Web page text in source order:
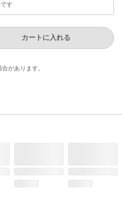
す
カートに入れる
が​あります。